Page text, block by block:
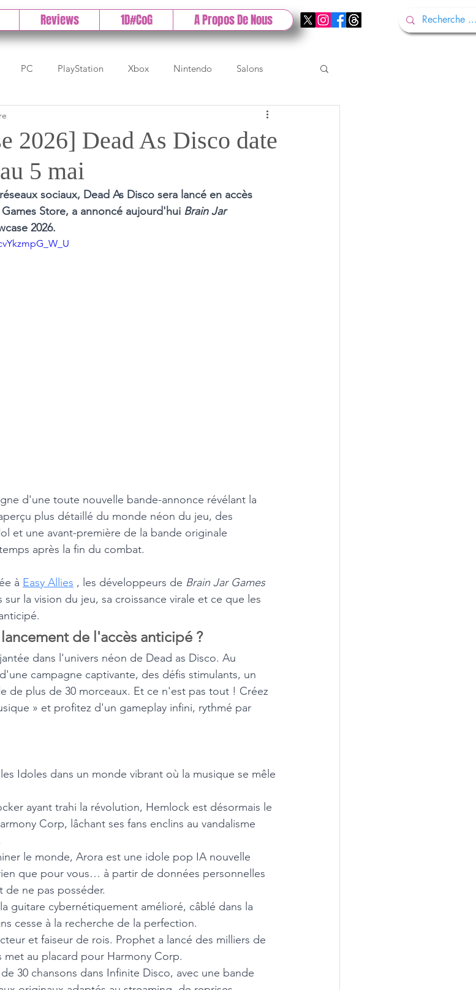
Reviews 1D#CoG A Propos De Nous
PC PlayStation Xbox Nintendo Salons
Gamescom
Test 1DCoG Test Xbox
Game Awards Balan
2026] Dead As Disco date
5 mai
sociaux, Dead As Disco sera lancé en accès
Store, a annoncé aujourd'hui Brain Jar
2026.
d'une toute nouvelle bande-annonce révélant la
plus détaillé du monde néon du jeu, des
et une avant-première de la bande originale
après la fin du combat.
à Easy Allies , les développeurs de Brain Jar Games
la vision du jeu, sa croissance virale et ce que les
de l'accès anticipé ?
dans l'univers néon de Dead as Disco. Au
campagne captivante, des défis stimulants, un
de plus de 30 morceaux. Et ce n'est pas tout ! Créez
» et profitez d'un gameplay infini, rythmé par
Idoles dans un monde vibrant où la musique se mêle
ayant trahi la révolution, Hemlock est désormais le
Corp, lâchant ses fans enclins au vandalisme
le monde, Arora est une idole pop IA nouvelle
que pour vous… à partir de données personnelles
ne pas posséder.
guitare cybernétiquement amélioré, câblé dans la
cesse à la recherche de la perfection.
et faiseur de rois. Prophet a lancé des milliers de
au placard pour Harmony Corp.
30 chansons dans Infinite Disco, avec une bande